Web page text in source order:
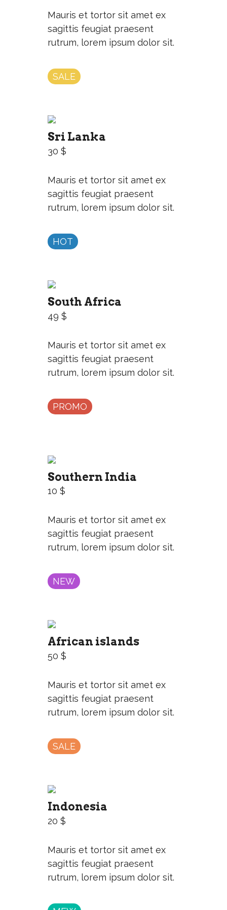
Mauris et tortor sit amet ex
sagittis feugiat praesent
rutrum, lorem ipsum dolor sit.
SALE
Sri Lanka
30 $
Mauris et tortor sit amet ex
sagittis feugiat praesent
rutrum, lorem ipsum dolor sit.
HOT
South Africa
49 $
Mauris et tortor sit amet ex
sagittis feugiat praesent
rutrum, lorem ipsum dolor sit.
PROMO
Southern India
10 $
Mauris et tortor sit amet ex
sagittis feugiat praesent
rutrum, lorem ipsum dolor sit.
NEW
African islands
50 $
Mauris et tortor sit amet ex
sagittis feugiat praesent
rutrum, lorem ipsum dolor sit.
SALE
Indonesia
20 $
Mauris et tortor sit amet ex
sagittis feugiat praesent
rutrum, lorem ipsum dolor sit.